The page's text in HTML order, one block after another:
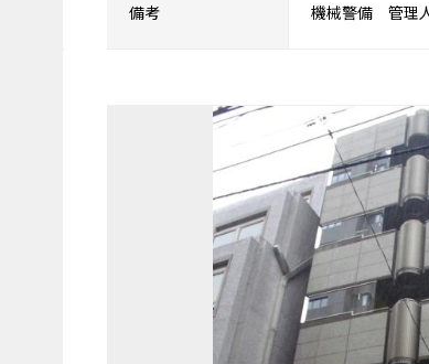
備考 機械警備 管理